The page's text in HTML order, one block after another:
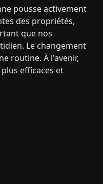
pousse activement
des propriétés,
que nos
Le changement
routine. À l'avenir,
efficaces et